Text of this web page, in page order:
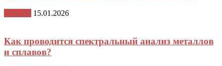
15.01.2026
Как проводится спектральный анализ металлов
и сплавов?